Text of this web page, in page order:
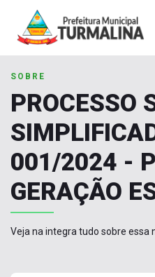
SOBRE
PROCESSO
001/2024 -
GERAÇÃO
Veja na integra tudo sobre essa